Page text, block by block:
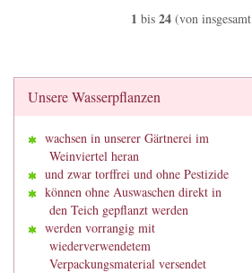
1 bis 24(von insgesamt
Unsere Wasserpflanzen
wachsen in unserer Gärtnerei im
Weinviertel heran
und zwar torffrei und ohne Pestizide
können ohne Auswaschen direkt in
den Teich gepflanzt werden
werden vorrangig mit
wiederverwendetem
Verpackungsmaterial versendet